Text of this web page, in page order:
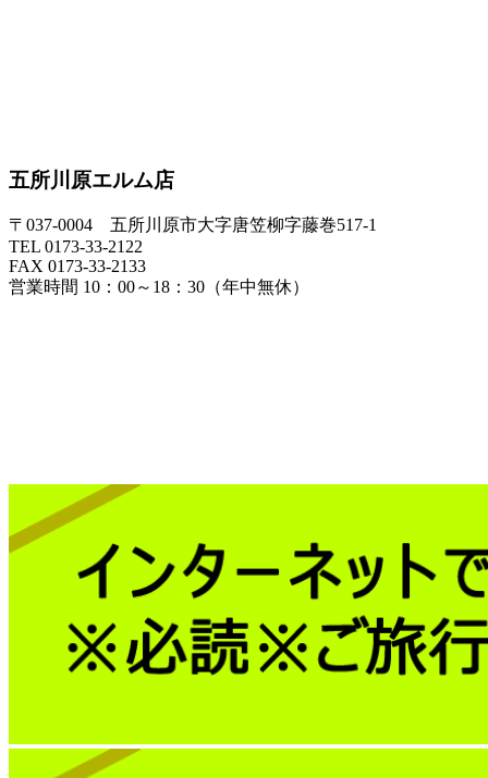
五所川原エルム店
〒037-0004 五所川原市大字唐笠柳字藤巻517-1
TEL 0173-33-2122
FAX 0173-33-2133
営業時間 10：00～18：30（年中無休）